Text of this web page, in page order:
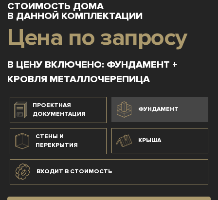
СТОИМОСТЬ ДОМА
В ДАННОЙ КОМПЛЕКТАЦИИ
Цена по запросу
В ЦЕНУ ВКЛЮЧЕНО: ФУНДАМЕНТ +
КРОВЛЯ МЕТАЛЛОЧЕРЕПИЦА
ПРОЕКТНАЯ
ДОКУМЕНТАЦИЯ
ФУНДАМЕНТ
СТЕНЫ И
ПЕРЕКРЫТИЯ
КРЫША
ВХОДИТ В СТОИМОСТЬ